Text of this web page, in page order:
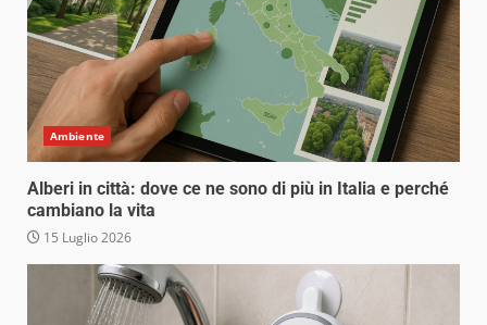
Ambiente
Alberi in città: dove ce ne sono di più in Italia e perché
cambiano la vita
15 Luglio 2026